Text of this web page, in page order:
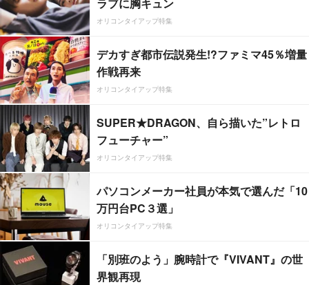
オリコンタイアップ特集
デカすぎ都市伝説発生!?ファミマ45％増量
作戦再来
オリコンタイアップ特集
SUPER★DRAGON、自ら描いた”レトロ
フューチャー”
オリコンタイアップ特集
パソコンメーカー社員が本気で選んだ「10
万円台PC３選」
オリコンタイアップ特集
「別班のよう」腕時計で『VIVANT』の世
界観再現